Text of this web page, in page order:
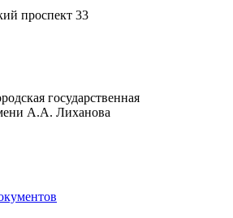
проспект 33
государственная
А.А. Лиханова